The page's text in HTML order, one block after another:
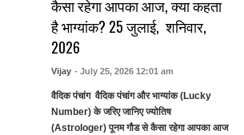
कैसा रहेगा आपका आज, क्या कहता
है भाग्यांक? 25 जुलाई, शनिवार,
2026
Vijay - July 25, 2026 12:01 am
वैदिक पंचांग वैदिक पंचांग और भाग्यांक (Lucky
Number) के जरिए जानिए ज्योतिष
(Astrologer) पूनम गौड से कैसा रहेगा आपका आज